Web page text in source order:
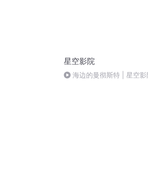
星空影院
海边的曼彻斯特 | 星空影